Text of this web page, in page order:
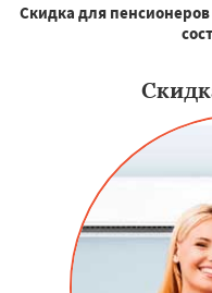
Скидка для